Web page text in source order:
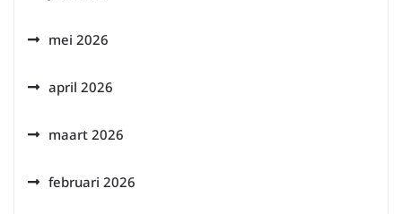
mei 2026
april 2026
maart 2026
februari 2026